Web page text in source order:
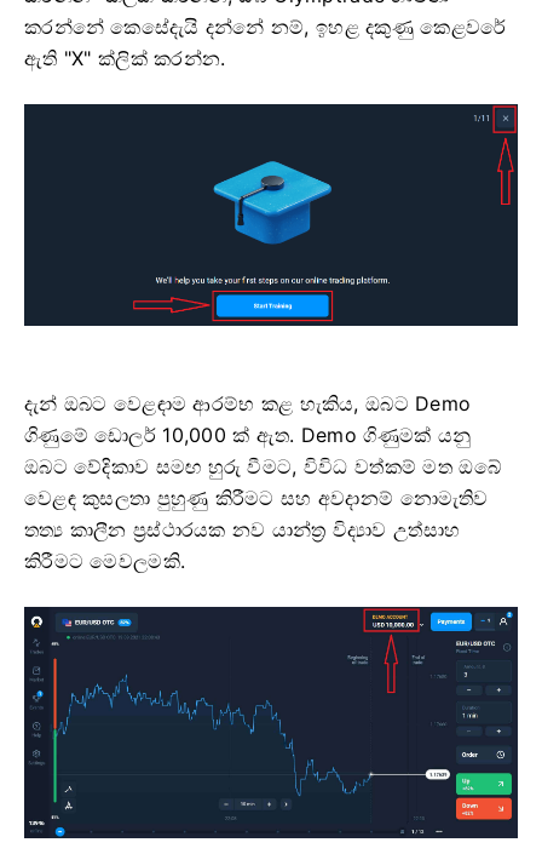
කරන්නේ කෙසේදැයි දන්නේ නම්, ඉහළ දකුණු කෙළවරේ
ඇති "X" ක්ලික් කරන්න.
දැන් ඔබට වෙළඳාම ආරම්භ කළ හැකිය, ඔබට Demo
ගිණුමේ ඩොලර් 10,000 ක් ඇත. Demo ගිණුමක් යනු
ඔබට වේදිකාව සමඟ හුරු වීමට, විවිධ වත්කම් මත ඔබේ
වෙළඳ කුසලතා පුහුණු කිරීමට සහ අවදානම් නොමැතිව
තත්‍ය කාලීන ප්‍රස්ථාරයක නව යාන්ත්‍ර විද්‍යාව උත්සාහ
කිරීමට මෙවලමකි.